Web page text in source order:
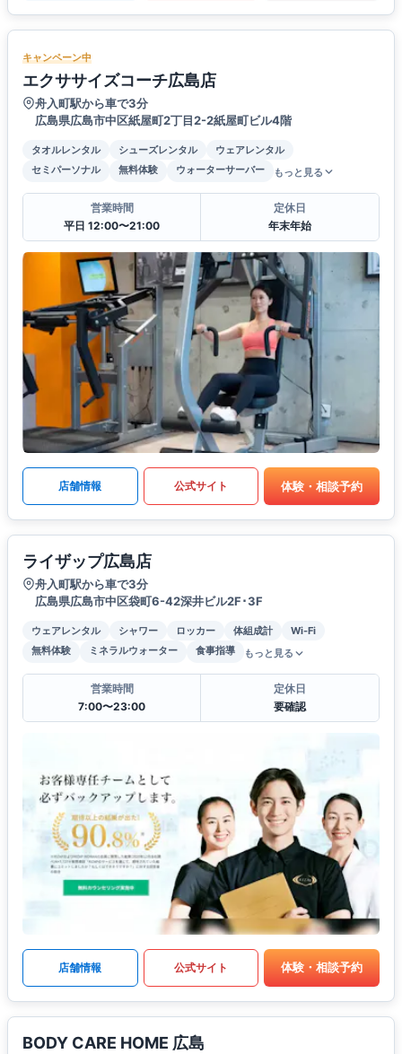
キャンペーン中
エクササイズコーチ広島店
舟入町駅から車で3分
広島県広島市中区紙屋町2丁目2-2紙屋町ビル4階
タオルレンタル シューズレンタル
ウェアレンタル
セミパーソナル
無料体験 ウォーターサーバー もっと見る
営業時間
平日 12:00〜21:00
定休日
年末年始
店舗情報 公式サイト 体験・相談予約
ライザップ広島店
舟入町駅から車で3分
広島県広島市中区袋町6-42深井ビル2F･3F
ウェアレンタル シャワー ロッカー 体組成計
Wi-Fi
無料体験
ミネラルウォーター 食事指導 もっと見る
営業時間
7:00〜23:00
定休日
要確認
店舗情報 公式サイト 体験・相談予約
BODY CARE HOME 広島